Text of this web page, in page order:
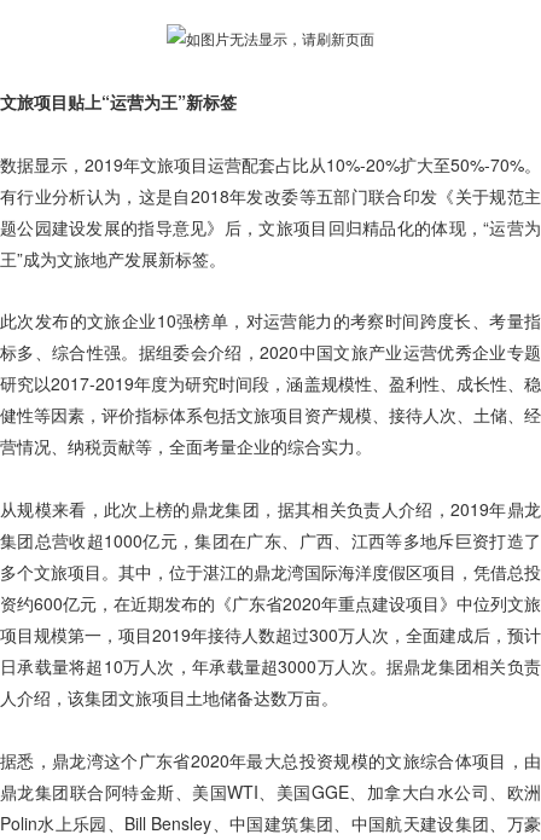
文旅项目贴上“运营为王”新标签
数据显示，2019年文旅项目运营配套占比从10%-20%扩大至50%-70%。
有行业分析认为，这是自2018年发改委等五部门联合印发《关于规范主
题公园建设发展的指导意见》后，文旅项目回归精品化的体现，“运营为
王”成为文旅地产发展新标签。
此次发布的文旅企业10强榜单，对运营能力的考察时间跨度长、考量指
标多、综合性强。据组委会介绍，2020中国文旅产业运营优秀企业专题
研究以2017-2019年度为研究时间段，涵盖规模性、盈利性、成长性、稳
健性等因素，评价指标体系包括文旅项目资产规模、接待人次、土储、经
营情况、纳税贡献等，全面考量企业的综合实力。
从规模来看，此次上榜的鼎龙集团，据其相关负责人介绍，2019年鼎龙
集团总营收超1000亿元，集团在广东、广西、江西等多地斥巨资打造了
多个文旅项目。其中，位于湛江的鼎龙湾国际海洋度假区项目，凭借总投
资约600亿元，在近期发布的《广东省2020年重点建设项目》中位列文旅
项目规模第一，项目2019年接待人数超过300万人次，全面建成后，预计
日承载量将超10万人次，年承载量超3000万人次。据鼎龙集团相关负责
人介绍，该集团文旅项目土地储备达数万亩。
据悉，鼎龙湾这个广东省2020年最大总投资规模的文旅综合体项目，由
鼎龙集团联合阿特金斯、美国WTI、美国GGE、加拿大白水公司、欧洲
Polin水上乐园、Bill Bensley、中国建筑集团、中国航天建设集团、万豪